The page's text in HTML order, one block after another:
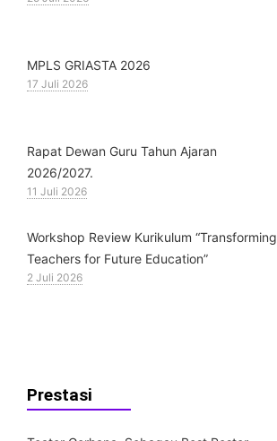
MPLS GRIASTA 2026
17 Juli 2026
Rapat Dewan Guru Tahun Ajaran
2026/2027.
11 Juli 2026
Workshop Review Kurikulum “Transforming
Teachers for Future Education”
2 Juli 2026
Prestasi